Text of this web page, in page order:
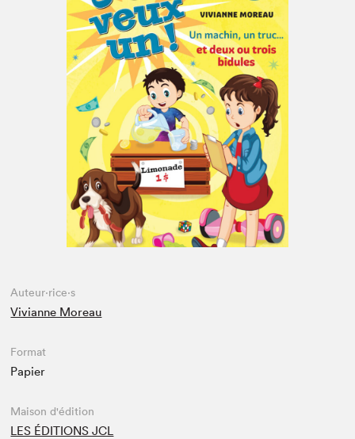
Espace enseignant·e·s
Espace pro
Auteur·rice·s
Vivianne Moreau
Format
Papier
Maison d'édition
LES ÉDITIONS JCL